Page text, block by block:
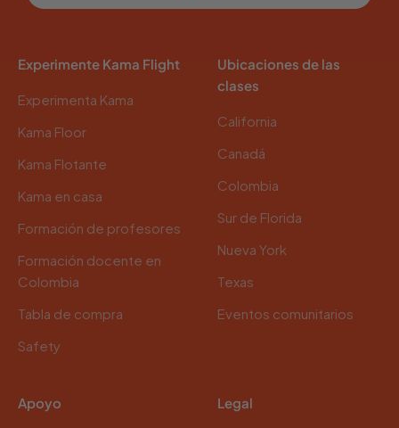
Experimente Kama Flight
Experimenta Kama
Kama Floor
Kama Flotante
Kama en casa
Formación de profesores
Formación docente en
Colombia
Tabla de compra
Safety
Ubicaciones de las
clases
California
Canadá
Colombia
Sur de Florida
Nueva York
Texas
Eventos comunitarios
Apoyo Legal